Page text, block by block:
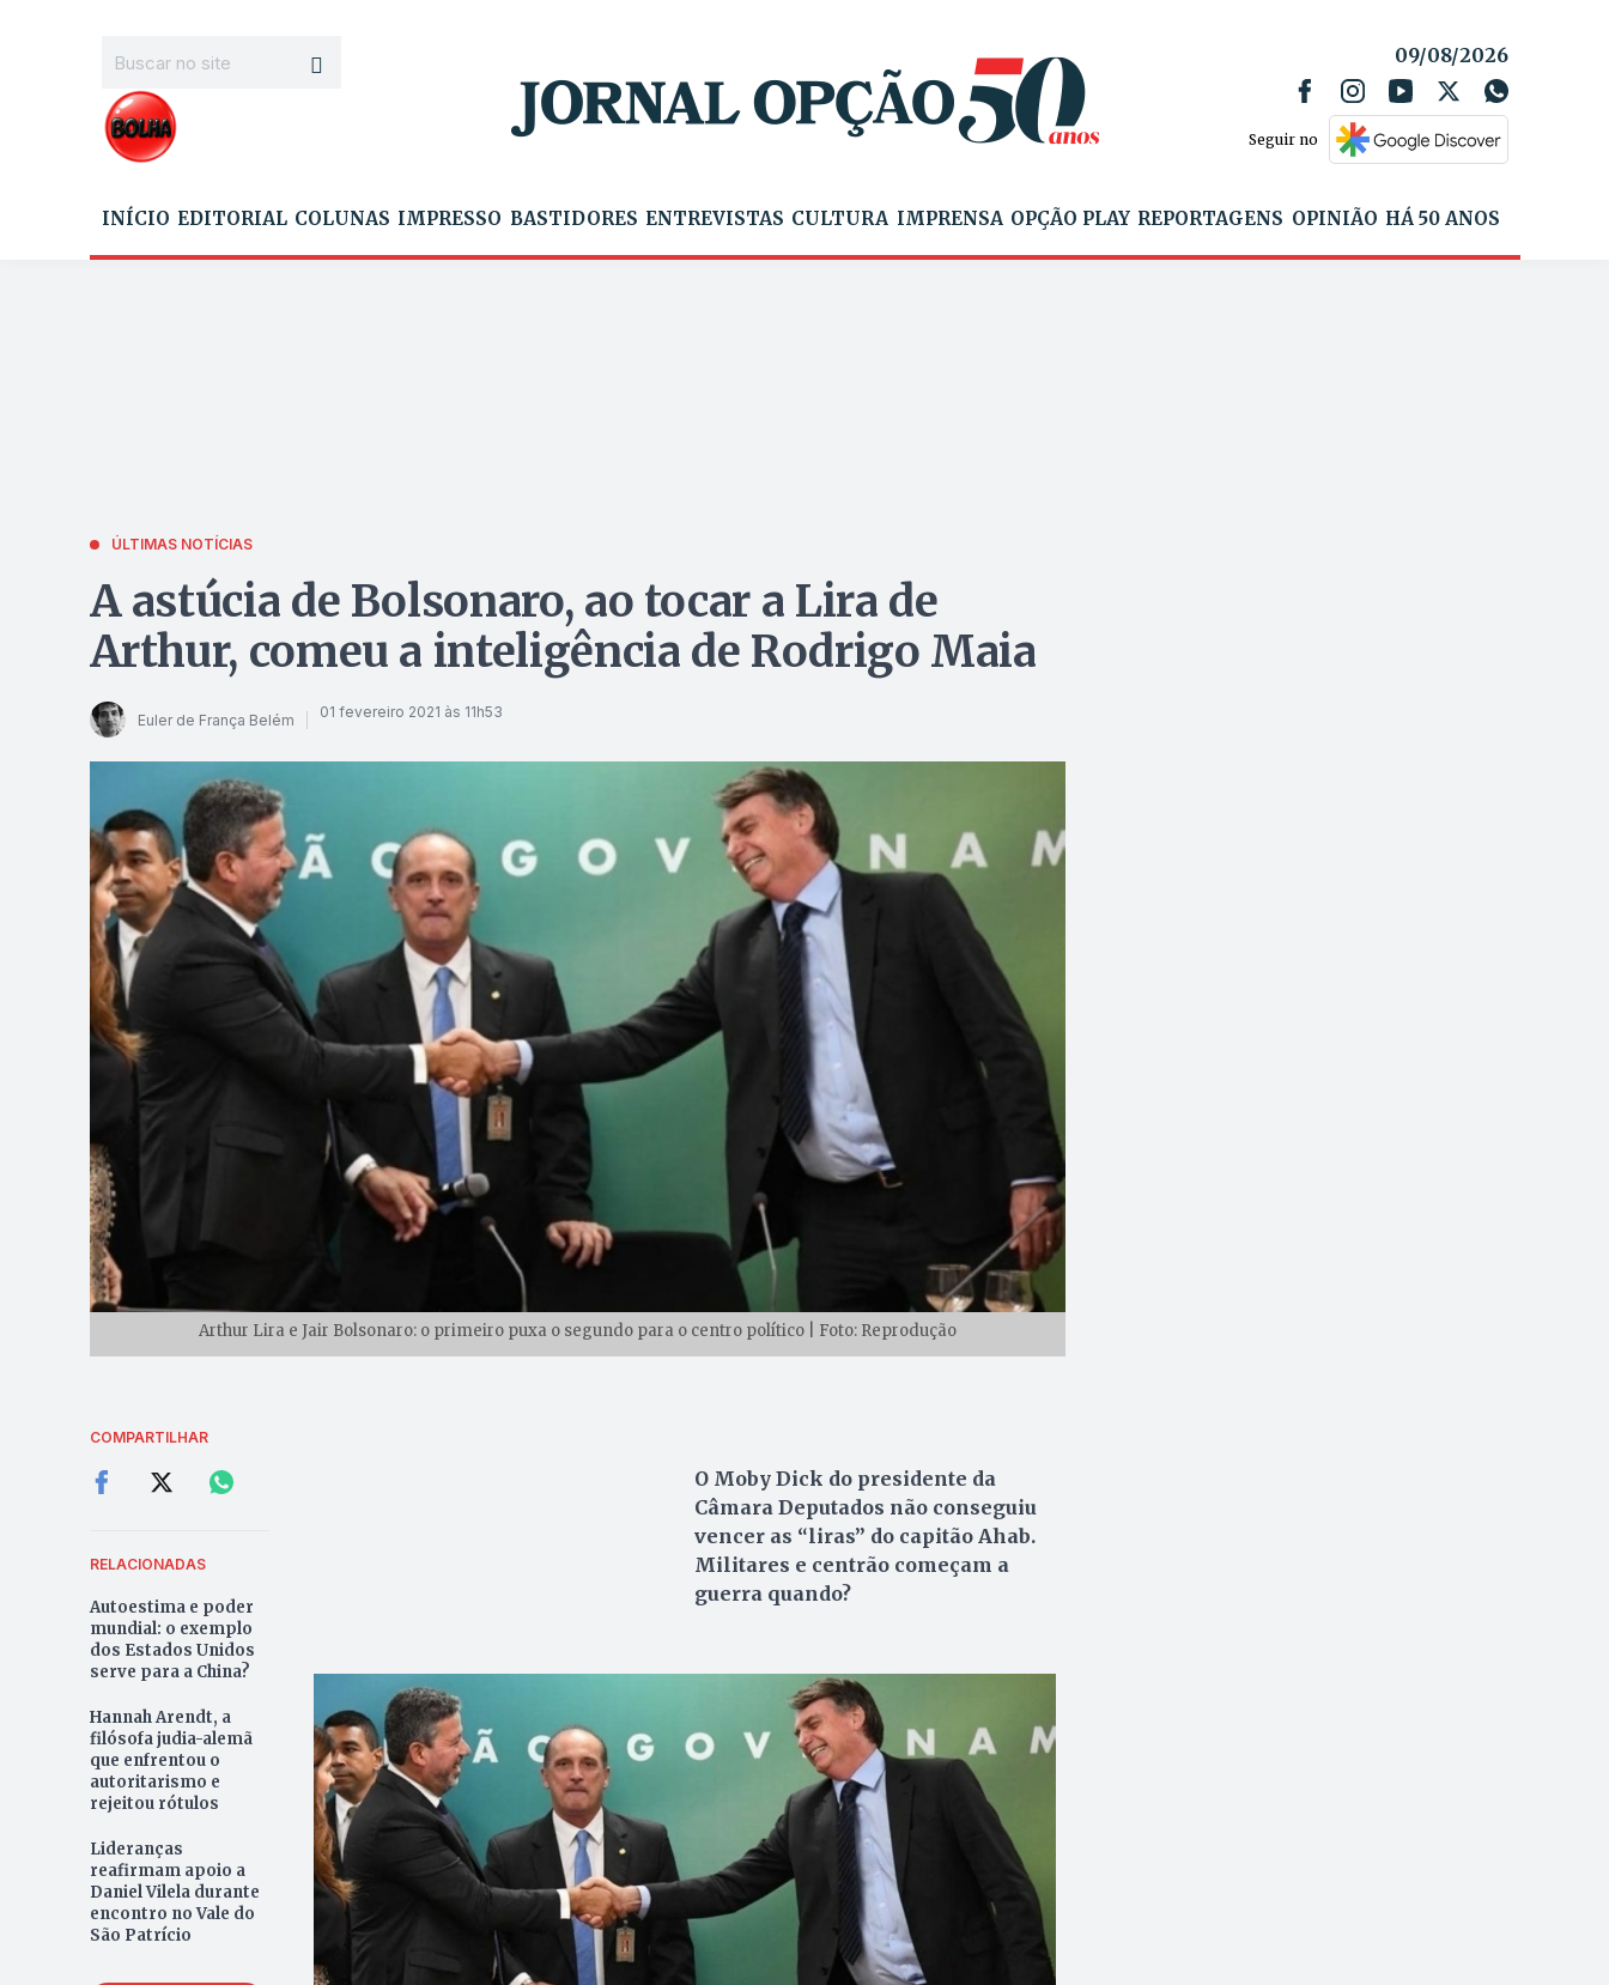
09/08/2026
Seguir no
INÍCIO EDITORIAL COLUNAS IMPRESSO BASTIDORES ENTREVISTAS CULTURA IMPRENSA OPÇÃO PLAY REPORTAGENS OPINIÃO HÁ 50 ANOS
ÚLTIMAS NOTÍCIAS
A astúcia de Bolsonaro, ao tocar a Lira de
Arthur, comeu a inteligência de Rodrigo Maia
Euler de França Belém 01 fevereiro 2021 às 11h53
Arthur Lira e Jair Bolsonaro: o primeiro puxa o segundo para o centro político | Foto: Reprodução
COMPARTILHAR
RELACIONADAS
Autoestima e poder
mundial: o exemplo
dos Estados Unidos
serve para a China?
Hannah Arendt, a
filósofa judia-alemã
que enfrentou o
autoritarismo e
rejeitou rótulos
Lideranças
reafirmam apoio a
Daniel Vilela durante
encontro no Vale do
São Patrício
O Moby Dick do presidente da
Câmara Deputados não conseguiu
vencer as “liras” do capitão Ahab.
Militares e centrão começam a
guerra quando?